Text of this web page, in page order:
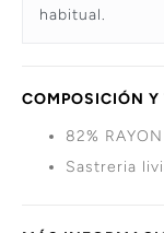
habitual.
COMPOSICIÓN Y
82%
Sastreria